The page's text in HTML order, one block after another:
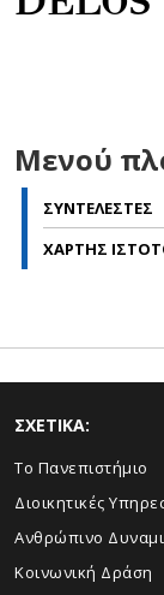
Μενού
ΣΥΝΤΕΛΕΣΤΕΣ
ΧΑΡΤΗΣ
ΣΧΕΤΙΚΑ:
Το Πανεπιστήμιο
Διοικητικές
Ανθρώπινο
Κοινωνική Δράση